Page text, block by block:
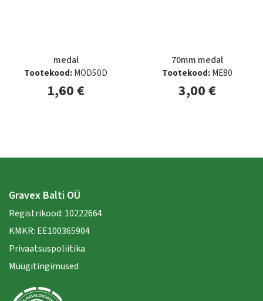
medal
Tootekood:MOD50D
1,60€
70mm medal
Tootekood:ME80
3,00€
Gravex Balti OÜ
Registrikood: 10222664
KMKR: EE100365904
Privaatsuspoliitika
Müügitingimused